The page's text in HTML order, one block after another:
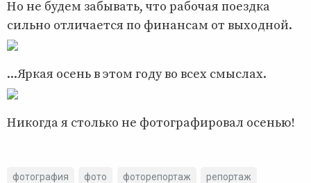
Но не будем забывать, что рабочая поездка
сильно отличается по финансам от выходной.
...Яркая осень в этом году во всех смыслах.
Никогда я столько не фотографировал осенью!
фотография фото фоторепортаж
репортаж